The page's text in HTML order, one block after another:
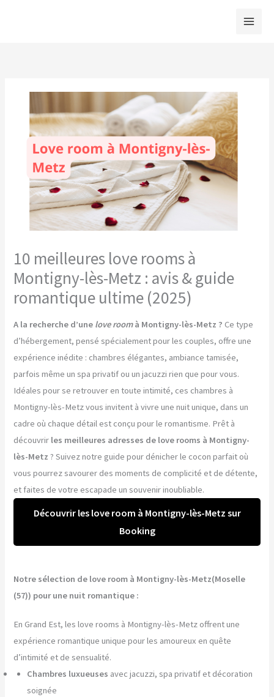
10 meilleures love rooms à
Montigny-lès-Metz : avis & guide
romantique ultime (2025)
A la recherche d’une love roomà Montigny-lès-Metz ? Ce type
d’hébergement, pensé spécialement pour les couples, offre une
expérience inédite : chambres élégantes, ambiance tamisée,
parfois même un spa privatif ou un jacuzzi rien que pour vous.
Idéales pour se retrouver en toute intimité, ces chambres à
Montigny-lès-Metz vous invitent à vivre une nuit unique, dans un
cadre où chaque détail est conçu pour le romantisme. Prêt à
découvrir les meilleures adresses de love rooms à Montigny-
lès-Metz ? Suivez notre guide pour dénicher le cocon parfait où
vous pourrez savourer des moments de complicité et de détente,
et faites de votre escapade un souvenir inoubliable.
Découvrir les love room à Montigny-lès-Metz sur
Booking
Notre sélection de love room à Montigny-lès-Metz(Moselle
(57)) pour une nuit romantique :
En Grand Est, les love rooms à Montigny-lès-Metz offrent une
expérience romantique unique pour les amoureux en quête
d’intimité et de sensualité.
Chambres luxueuses avec jacuzzi, spa privatif et décoration
soignée